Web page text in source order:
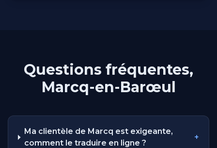
Questions fréquentes,
Marcq-en-Barœul
Ma clientèle de Marcq est exigeante,
comment le traduire en ligne ?
+